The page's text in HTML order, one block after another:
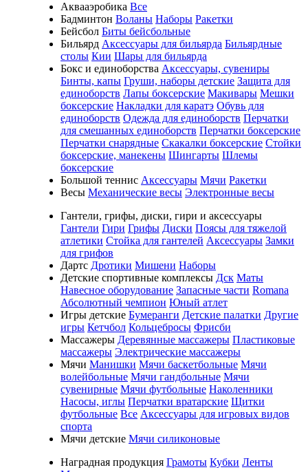
Аквааэробика Все
Бадминтон Воланы Наборы Ракетки
Бейсбол Биты бейсбольные
Бильярд Аксессуары для бильярда Бильярдные
столы Кии Шары для бильярда
Бокс и единоборства Аксессуары, сувениры
Бинты, капы Груши, наборы детские Защита для
единоборств Лапы боксерские Макивары Мешки
боксерские Накладки для каратэ Обувь для
единоборств Одежда для единоборств Перчатки
для смешанных единоборств Перчатки боксерские
Перчатки снарядные Скакалки боксерские Стойки
боксерские, манекены Шингарты Шлемы
боксерские
Большой теннис Аксессуары Мячи Ракетки
Весы Механические весы Электронные весы
Гантели, грифы, диски, гири и аксессуары
Гантели Гири Грифы Диски Поясы для тяжелой
атлетики Стойка для гантелей Аксессуары Замки
для грифов
Дартс Дротики Мишени Наборы
Детские спортивные комплексы Дск Маты
Навесное оборудование Запасные части Romana
Абсолютный чемпион Юный атлет
Игры детские Бумеранги Детские палатки Другие
игры Кетчбол Кольцебросы Фрисби
Массажеры Деревянные массажеры Пластиковые
массажеры Электрические массажеры
Мячи Манишки Мячи баскетбольные Мячи
волейбольные Мячи гандбольные Мячи
сувенирные Мячи футбольные Наколенники
Насосы, иглы Перчатки вратарские Щитки
футбольные Все Аксессуары для игровых видов
спорта
Мячи детские Мячи силиконовые
Наградная продукция Грамоты Кубки Ленты